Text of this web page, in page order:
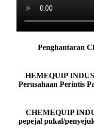
Penghantaran
HEMEQUIP
Perusahaan Perintis
CHEMEQUIP
pepejal pukal/